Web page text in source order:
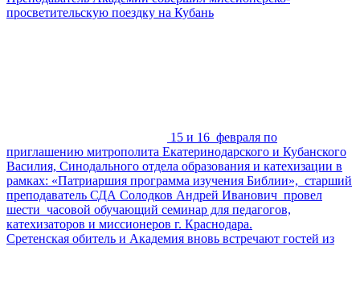
просветительскую поездку на Кубань
15 и 16 февраля по
приглашению митрополита Екатеринодарского и Кубанского
Василия, Синодального отдела образования и катехизации в
рамках: «Патриаршия программа изучения Библии», старший
преподаватель СДА Солодков Андрей Иванович провел
шести часовой обучающий семинар для педагогов,
катехизаторов и миссионеров г. Краснодара.
Сретенская обитель и Академия вновь встречают гостей из